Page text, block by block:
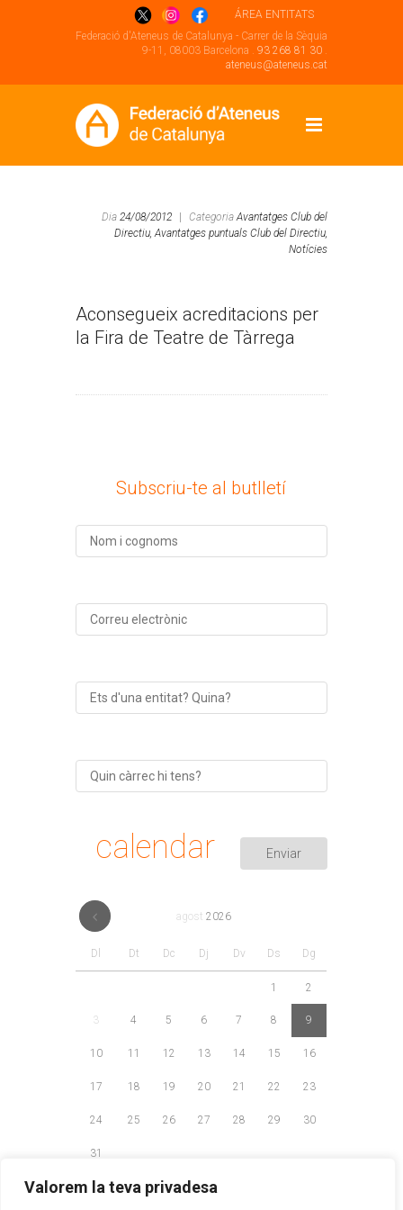
Valorem la teva privadesa
ÁREA ENTITATS
Federació d'Ateneus de Catalunya - Carrer de la Sèquia
9-11, 08003 Barcelona . 93 268 81 30 .
ateneus@ateneus.cat
Dia 24/08/2012 CategoriaAvantatges Club del
Directiu, Avantatges puntuals Club del Directiu,
Notícies
Aconsegueix acreditacions per
la Fira de Teatre de Tàrrega
Subscriu-te al butlletí
calendar
agost 2026
Dl Dt Dc Dj Dv Ds Dg
1 2
3 4 5 6 7 8 9
10 11 12 13 14 15 16
17 18 19 20 21 22 23
24 25 26 27 28 29 30
31